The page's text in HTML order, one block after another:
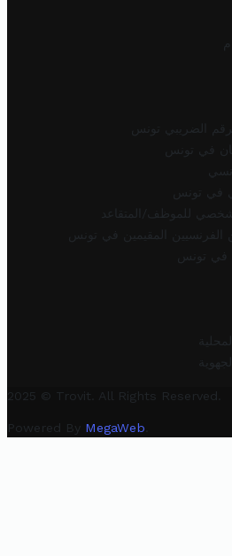
الضريبي تونس
في تونس
في تونس
للموظف/المتقاعد
الفرنسيين المقيمين في تونس
في تونس
2025 © Trovit. All Rights Reserved.
Powered By MegaWeb